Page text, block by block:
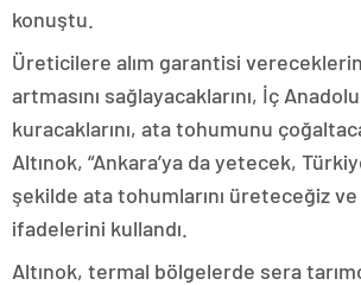
konuştu.
Üreticilere alım garantisi
artmasını sağlayacaklarını, İç
kuracaklarını, ata tohumunu
Altınok, “Ankara’ya da yetecek,
şekilde ata tohumlarını üreteceğiz ve
ifadelerini kullandı.
Altınok, termal bölgelerde sera